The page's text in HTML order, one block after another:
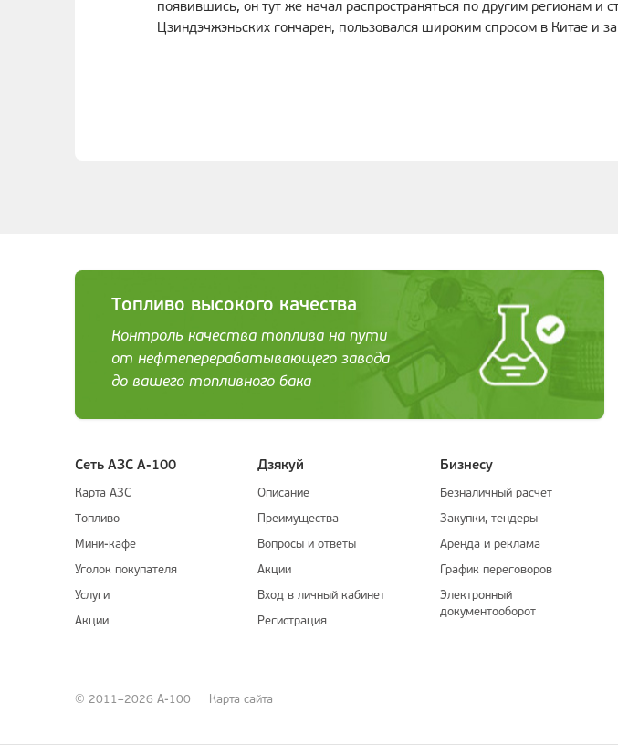
появившись, он тут же начал распространяться по другим регионам и
Цзиндэчжэньских гончарен, пользовался широким спросом в Китае и
Топливо высокого качества
Контроль качества топлива на пути
от нефтеперерабатывающего завода
до вашего топливного бака
Сеть АЗС А-100
Карта АЗС
Топливо
Мини-кафе
Уголок покупателя
Услуги
Акции
Дзякуй
Описание
Преимущества
Вопросы и ответы
Акции
Вход в личный кабинет
Регистрация
Бизнесу
Безналичный расчет
Закупки, тендеры
Аренда и реклама
График переговоров
Электронный
документооборот
© 2011–2026 А-100 Карта сайта